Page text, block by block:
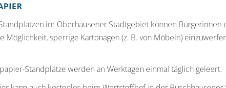
im Oberhausener Stadtgebiet können
Möglichkeit, sperrige Kartonagen (z. B. von Möbeln)
Standplätze werden an Werktagen einmal täglich geleert.